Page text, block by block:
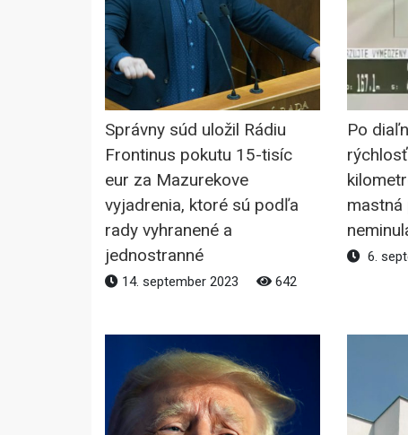
Správny súd uložil Rádiu
Frontinus pokutu 15-tisíc
eur za Mazurekove
vyjadrenia, ktoré sú podľa
rady vyhranené a
jednostranné
14. september 2023 642
Po
mastná
6.